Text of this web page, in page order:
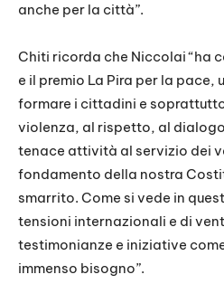
anche per la città”.
Chiti ricorda che Niccolai “ha
e il premio La Pira per la pace,
formare i cittadini e
violenza, al rispetto, al
tenace attività al servizio dei
fondamento della nostra
smarrito. Come si vede in
tensioni internazionali e di
testimonianze e iniziative
immenso bisogno”.